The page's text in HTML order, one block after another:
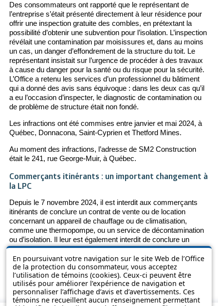
En poursuivant votre navigation sur le site Web de l’Office
de la protection du consommateur, vous acceptez
l’utilisation de témoins (cookies). Ceux-ci peuvent être
utilisés pour améliorer l’expérience de navigation et
personnaliser l’affichage d’avis et d’avertissements. Ces
témoins ne recueillent aucun renseignement permettant
Des consommateurs ont rapporté que le représentant de
l’entreprise s’était présenté directement à leur résidence pour
offrir une inspection gratuite des combles, en prétextant la
possibilité d’obtenir une subvention pour l’isolation. L’inspection
révélait une contamination par moisissures et, dans au moins
un cas, un danger d’effondrement de la structure du toit. Le
représentant insistait sur l’urgence de procéder à des travaux
à cause du danger pour la santé ou du risque pour la sécurité.
L’Office a retenu les services d’un professionnel du bâtiment
qui a donné des avis sans équivoque : dans les deux cas qu’il
a eu l’occasion d’inspecter, le diagnostic de contamination ou
de problème de structure était non fondé.
Les infractions ont été commises entre janvier et mai 2024, à
Québec, Donnacona, Saint-Cyprien et Thetford Mines.
Au moment des infractions, l’adresse de SM2 Construction
était le 241, rue George-Muir, à Québec.
Commerçants itinérants : un important changement à
la LPC
Depuis le 7 novembre 2024, il est interdit aux commerçants
itinérants de conclure un contrat de vente ou de location
concernant un appareil de chauffage ou de climatisation,
comme une thermopompe, ou un service de décontamination
ou d’isolation. Il leur est également interdit de conclure un
contrat d’entretien pour ce type d’appareil, ainsi que tout
contrat de financement ou de location à long terme.
Voir notre pageVendeur itinérant : quand faut-il se méfier?